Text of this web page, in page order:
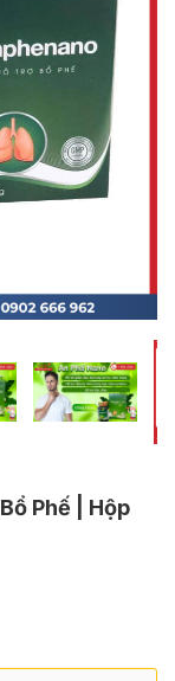
Phế | Hộp